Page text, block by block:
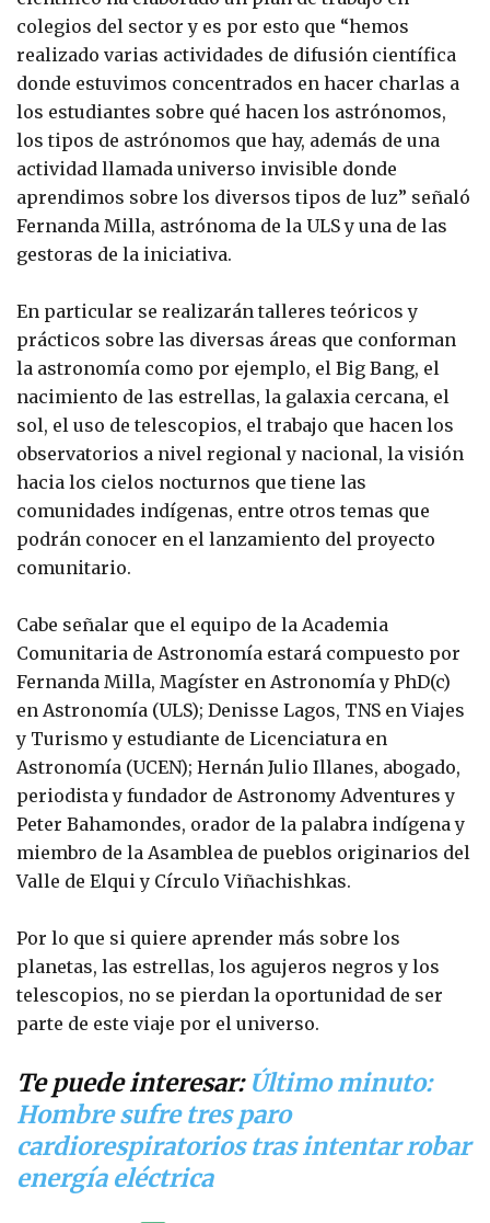
colegios del sector y es por esto que “hemos
realizado varias actividades de difusión científica
donde estuvimos concentrados en hacer charlas a
los estudiantes sobre qué hacen los astrónomos,
los tipos de astrónomos que hay, además de una
actividad llamada universo invisible donde
aprendimos sobre los diversos tipos de luz” señaló
Fernanda Milla, astrónoma de la ULS y una de las
gestoras de la iniciativa.
En particular se realizarán talleres teóricos y
prácticos sobre las diversas áreas que conforman
la astronomía como por ejemplo, el Big Bang, el
nacimiento de las estrellas, la galaxia cercana, el
sol, el uso de telescopios, el trabajo que hacen los
observatorios a nivel regional y nacional, la visión
hacia los cielos nocturnos que tiene las
comunidades indígenas, entre otros temas que
podrán conocer en el lanzamiento del proyecto
comunitario.
Cabe señalar que el equipo de la Academia
Comunitaria de Astronomía estará compuesto por
Fernanda Milla, Magíster en Astronomía y PhD(c)
en Astronomía (ULS); Denisse Lagos, TNS en Viajes
y Turismo y estudiante de Licenciatura en
Astronomía (UCEN); Hernán Julio Illanes, abogado,
periodista y fundador de Astronomy Adventures y
Peter Bahamondes, orador de la palabra indígena y
miembro de la Asamblea de pueblos originarios del
Valle de Elqui y Círculo Viñachishkas.
Por lo que si quiere aprender más sobre los
planetas, las estrellas, los agujeros negros y los
telescopios, no se pierdan la oportunidad de ser
parte de este viaje por el universo.
Te puede interesar: Último minuto:
Hombre sufre tres paro
cardiorespiratorios tras intentar robar
energía eléctrica